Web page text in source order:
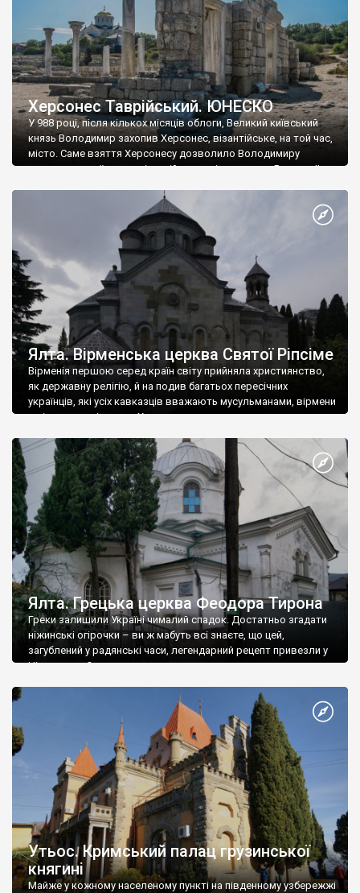
Херсонес Таврійський. ЮНЕСКО
У 988 році, після кількох місяців облоги, Великий київський
князь Володимир захопив Херсонес, візантійське, на той час,
місто. Саме взяття Херсонесу дозволило Володимиру
диктувати свої умови візантійському імператору Василю ІІ, та
Херсонесі Володимир-язичник, став Василем-християнином.
А потім було Хрещення Русі. На честь Херсонесу Таврійського
Ялта. Вірменська церква Святої Ріпсіме
Вірменія першою серед країн світу прийняла християнство,
як державну релігію, й на подив багатьох пересічних
українців, які усіх кавказців вважають мусульманами, вірмени
є відданими вірянами Христа
Ялта. Грецька церква Феодора Тирона
Греки залишили Україні чималий спадок. Достатньо згадати
ніжинські огірочки – ви ж мабуть всі знаєте, що цей,
загублений у радянські часи, легендарний рецепт привезли у
Ніжин греки?
Утьос. Кримський палац грузинської
княгині
Майже у кожному населеному пункті на південному узбережжі